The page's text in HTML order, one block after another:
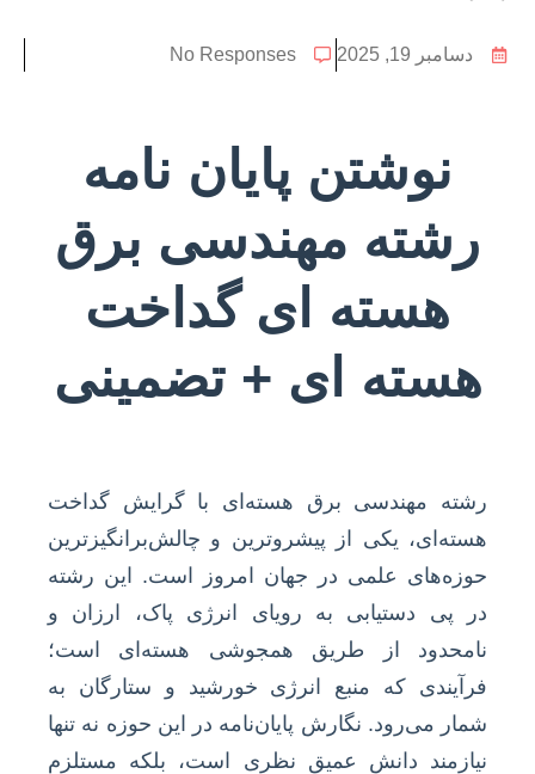
دسامبر 19, 2025 No Responses
نوشتن پایان نامه
رشته مهندسی برق
هسته ای گداخت
هسته ای + تضمینی
رشته مهندسی برق هسته‌ای با گرایش گداخت
هسته‌ای، یکی از پیشروترین و چالش‌برانگیزترین
حوزه‌های علمی در جهان امروز است. این رشته
در پی دستیابی به رویای انرژی پاک، ارزان و
نامحدود از طریق همجوشی هسته‌ای است؛
فرآیندی که منبع انرژی خورشید و ستارگان به
شمار می‌رود. نگارش پایان‌نامه در این حوزه نه تنها
نیازمند دانش عمیق نظری است، بلکه مستلزم